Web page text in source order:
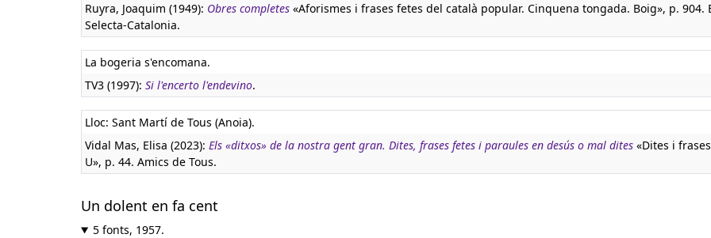
Ruyra, Joaquim (1949): Obres completes «Aforismes i frases fetes del català popular. Cinquena tongada. Boig», p. 904.
Selecta-Catalonia.
La bogeria s'encomana.
TV3 (1997): Si l'encerto l'endevino.
Lloc: Sant Martí de Tous (Anoia).
Vidal Mas, Elisa (2023): Els «ditxos» de la nostra gent gran. Dites, frases fetes i paraules en desús o mal dites «Dites i
U», p. 44. Amics de Tous.
Un dolent en fa cent
5 fonts, 1957.